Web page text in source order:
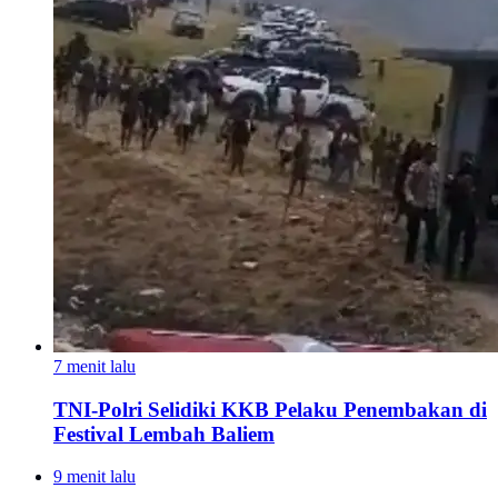
7 menit lalu
TNI-Polri Selidiki KKB Pelaku Penembakan di
Festival Lembah Baliem
9 menit lalu